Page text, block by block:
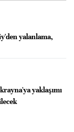
yalanlama,
yaklaşımı